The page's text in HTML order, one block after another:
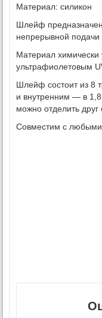
Материал: силикон
Шлейф
непрерывной
Материал химически
ультрафиолетовым
Шлейф состоит из 8
и внутренним — в
можно отделить друг
Совместим с